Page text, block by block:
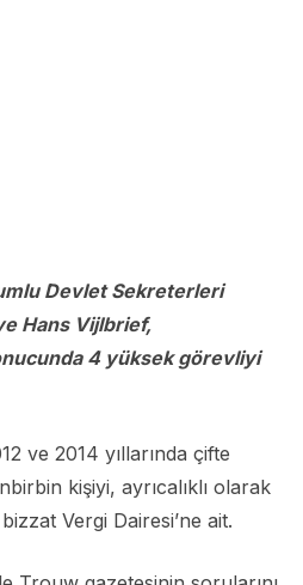
Devlet Sekreterleri
Hans Vijlbrief,
4 yüksek görevliyi
ve 2014 yıllarında çifte
kişiyi, ayrıcalıklı olarak
Vergi Dairesi’ne ait.